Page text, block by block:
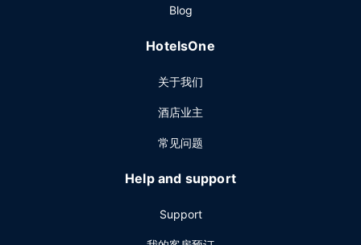
Blog
HotelsOne
关于我们
酒店业主
常见问题
Help and support
Support